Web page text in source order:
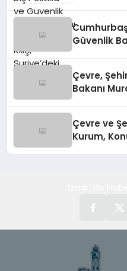
Güvenlik
Çevre,
Bakanı
Çevre ve
Kurum,